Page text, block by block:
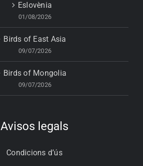
Eslovènia
01/08/2026
Birds of East Asia
09/07/2026
Birds of Mongolia
09/07/2026
Avisos legals
Condicions d’ús